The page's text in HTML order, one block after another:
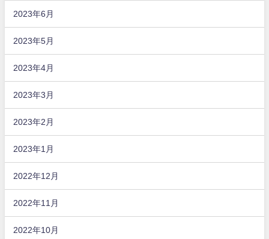
2023年6月
2023年5月
2023年4月
2023年3月
2023年2月
2023年1月
2022年12月
2022年11月
2022年10月